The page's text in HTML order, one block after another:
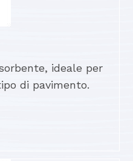
ideale per
di pavimento.